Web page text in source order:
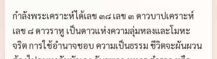
กำลังพระเคราะห์ได้เลข ๓๘ เลข ๓ ดาวบาปเคราะห์
เลข ๘ ดาวราหู เป็นดาวแห่งความลุ่มหลงและโมหะ
จริต การใช้อำนาจชอบ ความเป็นธรรม ชีวิตจะผันผวน